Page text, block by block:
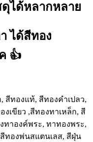
ได้หลากหลาย
ได้สีทอง
👍